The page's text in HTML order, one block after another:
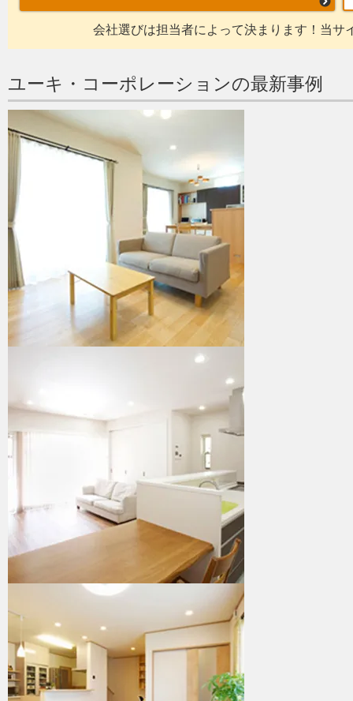
会社選びは担当者によって決まります！当サ
ユーキ・コーポレーションの最新事例